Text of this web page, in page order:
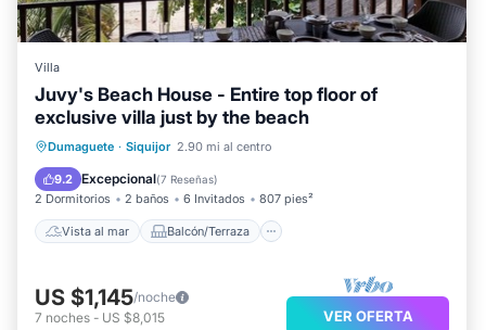
Villa
Juvy's Beach House - Entire top floor of
exclusive villa just by the beach
Dumaguete · Siquijor 2.90 mi al centro
9.2 Excepcional(7 Reseñas)
2 Dormitorios 2 baños 6 Invitados 807 pies²
Vista al mar Balcón/Terraza
Vista al mar
Balcón/Terraza
Vistas
Cocina
US $1,145/noche
7 noches - US $8,015 VER OFERTA